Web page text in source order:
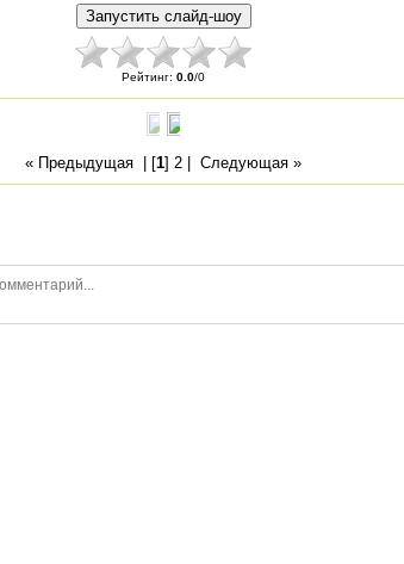
Рейтинг: 0.0/0
« Предыдущая | [1] 2 Следующая »